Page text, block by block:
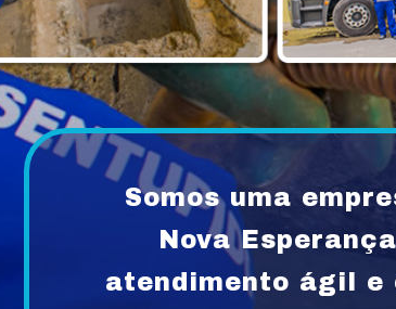
Somos uma
Nova
atendimento ágil e